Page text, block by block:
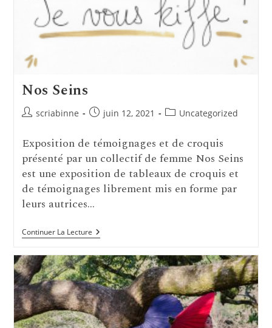
Nos Seins
Auteur/autrice
la
publication :
scriabinne
Publication
juin 12, 2021
PostUncategorized
Exposition de témoignages et de croquis
présenté par un collectif de femme Nos Seins
est une exposition de tableaux de croquis et
de témoignages librement mis en forme par
leurs autrices…
Continuer La LectureNos
Seins